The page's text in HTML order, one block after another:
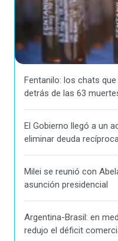
Fentanilo: los chats
detrás de las 63
El Gobierno llegó a un
eliminar deuda
Milei se reunió con
asunción presidencial
Argentina-Brasil: en
redujo el déficit